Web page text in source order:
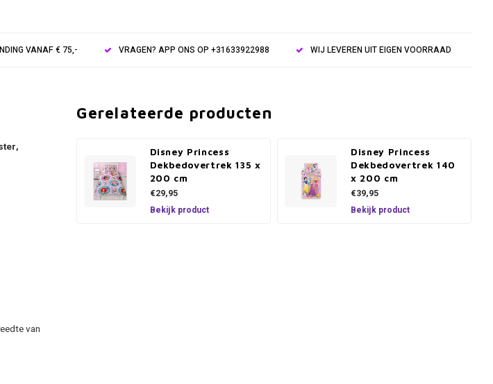
VANAF € 75,- VRAGEN? APP ONS OP +31633922988 WIJ LEVEREN UIT EIGEN VOORRAAD
van
Gerelateerde producten
Disney Princess
Dekbedovertrek 135 x
200 cm
€29,95
Bekijk product
Disney Princess
Dekbedovertrek 140
x 200 cm
€39,95
Bekijk product